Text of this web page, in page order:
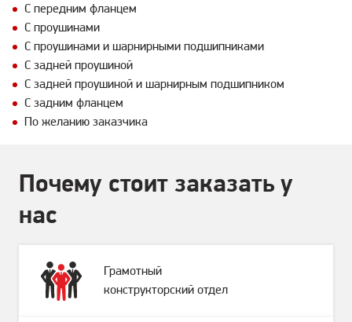
С передним фланцем
С проушинами
С проушинами и шарнирными подшипниками
С задней проушиной
С задней проушиной и шарнирным подшипником
С задним фланцем
По желанию заказчика
Почему стоит заказать у
нас
Грамотный
конструкторский отдел